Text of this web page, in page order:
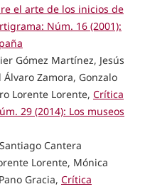
el arte de los inicios de
Núm. 16 (2001):
Gómez Martínez, Jesús
Zamora, Gonzalo
Lorente Lorente, Crítica
29 (2014): Los museos
Cantera
Lorente, Mónica
Gracia, Crítica